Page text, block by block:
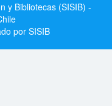
y Bibliotecas (SISIB) -
por SISIB